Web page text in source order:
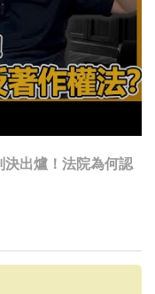
決出爐！法院為何認